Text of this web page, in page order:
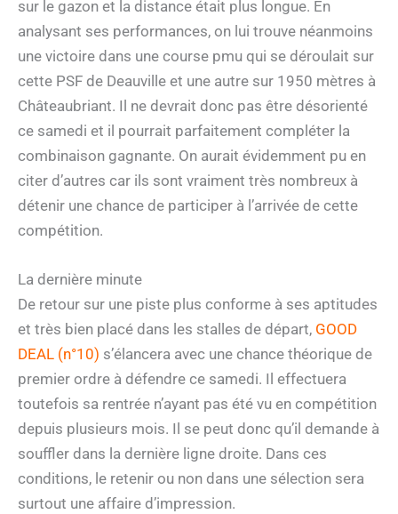
sur le gazon et la distance était plus longue. En
analysant ses performances, on lui trouve néanmoins
une victoire dans une course pmu qui se déroulait sur
cette PSF de Deauville et une autre sur 1950 mètres à
Châteaubriant. Il ne devrait donc pas être désorienté
ce samedi et il pourrait parfaitement compléter la
combinaison gagnante. On aurait évidemment pu en
citer d’autres car ils sont vraiment très nombreux à
détenir une chance de participer à l’arrivée de cette
compétition.
La dernière minute
De retour sur une piste plus conforme à ses aptitudes
et très bien placé dans les stalles de départ, GOOD
DEAL (n°10) s’élancera avec une chance théorique de
premier ordre à défendre ce samedi. Il effectuera
toutefois sa rentrée n’ayant pas été vu en compétition
depuis plusieurs mois. Il se peut donc qu’il demande à
souffler dans la dernière ligne droite. Dans ces
conditions, le retenir ou non dans une sélection sera
surtout une affaire d’impression.